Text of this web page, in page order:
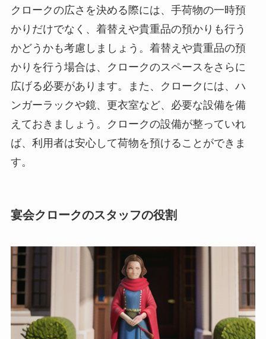
クロークの広さを決める際には、 手荷物の一時預
かりだけでなく、着替えや貴重品の預かりも行う
かどうかも考慮しましょう。 着替えや貴重品の預
かりを行う場合は、クロークのスペースをさらに
広げる必要があります。また、クロークには、ハ
ンガーラックや鏡、更衣室など、必要な設備を備
えておきましょう。クロークの設備が整っていれ
ば、利用者は安心して荷物を預けることができま
す。
宴会クロークのスタッフの役割